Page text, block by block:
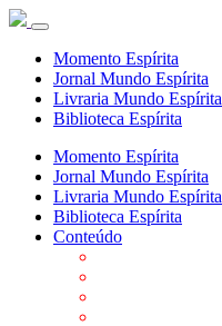
Momento Espírita
Jornal Mundo Espírita
Livraria Mundo Espírita
Biblioteca Espírita
Momento Espírita
Jornal Mundo Espírita
Livraria Mundo Espírita
Biblioteca Espírita
Conteúdo